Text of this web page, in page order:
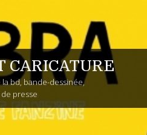
CARICATURE
bd, bande-dessinée,
presse